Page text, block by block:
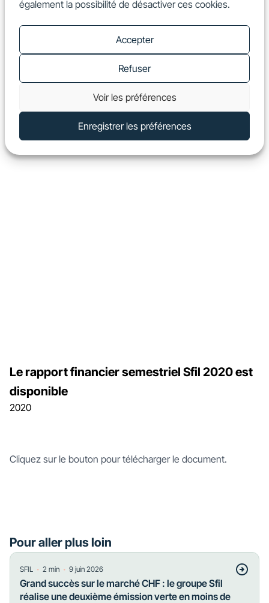
également la possibilité de désactiver ces cookies.
Accepter
Refuser
Voir les préférences
Enregistrer les préférences
2020
Le rapport financier semestriel Sfil 2020 est
disponible
Cliquez sur le bouton pour télécharger le document.
Pour aller plus loin
SFIL ・ 2 min ・ 9 juin 2026
Grand succès sur le marché CHF : le groupe Sfil
réalise une deuxième émission verte en moins de